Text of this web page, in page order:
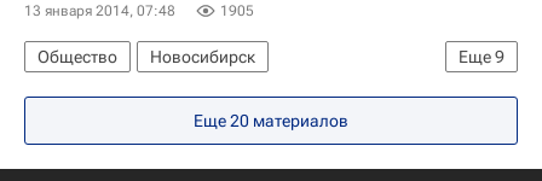
Сбербанк России
Детские вопросы
Россия
13 января 2014, 07:48 1905
Еще9
Общество
Новосибирск
Жизнь без преград
США
Америка
Новосибирская область
Весь мир
Северная Америка
Европа
Сибирский ФО
Еще 20 материалов